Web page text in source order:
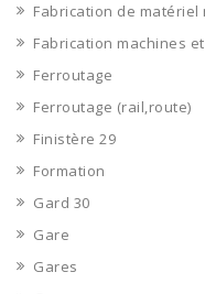
Fabrication de matériel
Fabrication machines
Ferroutage
Ferroutage (rail,route)
Finistère 29
Formation
Gard 30
Gare
Gares